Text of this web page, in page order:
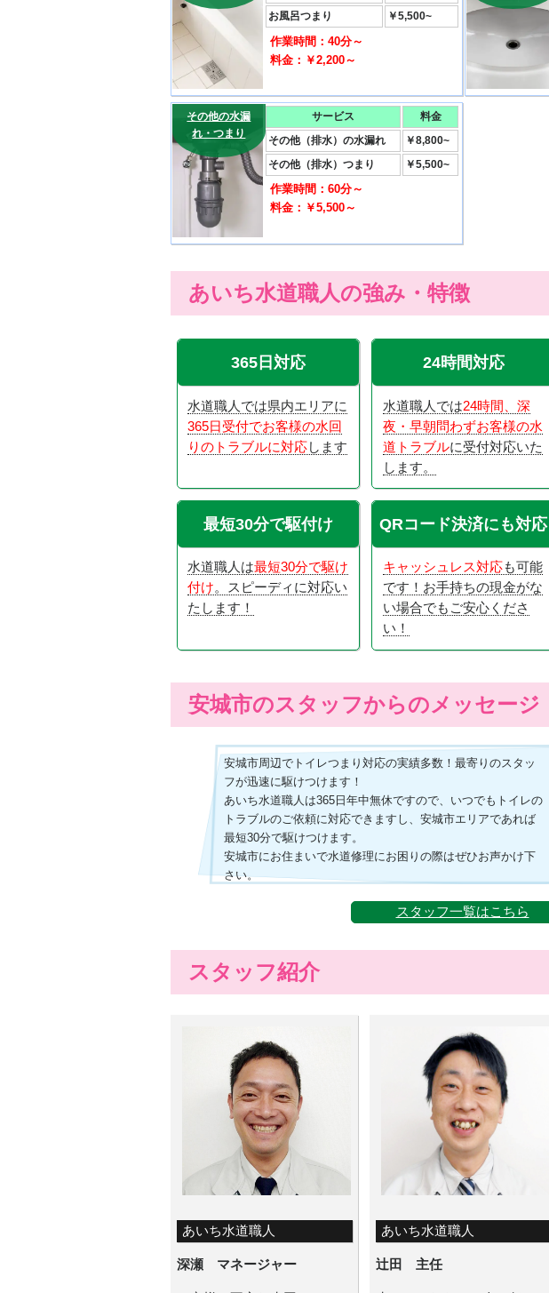
お風呂つまり
￥5,500~
作業時間：40分～
料金：￥2,200～
その他の水漏
れ・つまり
サービス
料金
その他（排水）の水漏れ
￥8,800~
その他（排水）つまり
￥5,500~
作業時間：60分～
料金：￥5,500～
あいち水道職人の強み・特徴
365日対応
水道職人では県内エリアに
365日受付でお客様の水回
りのトラブルに対応します
24時間対応
水道職人では24時間、深
夜・早朝問わずお客様の水
道トラブルに受付対応いた
します。
最短30分で駆付け
水道職人は最短30分で駆け
付け。スピーディに対応い
たします！
QRコード決済にも対応
キャッシュレス対応も可能
です！お手持ちの現金がな
い場合でもご安心くださ
い！
安城市のスタッフからのメッセージ
安城市周辺でトイレつまり対応の実績多数！最寄りのスタッ
フが迅速に駆けつけます！
あいち水道職人は365日年中無休ですので、いつでもトイレの
トラブルのご依頼に対応できますし、安城市エリアであれば
最短30分で駆けつけます。
安城市にお住まいで水道修理にお困りの際はぜひお声かけ下
さい。
スタッフ一覧はこちら
スタッフ紹介
あいち水道職人
深瀬 マネージャー
あいち水道職人
辻田 主任